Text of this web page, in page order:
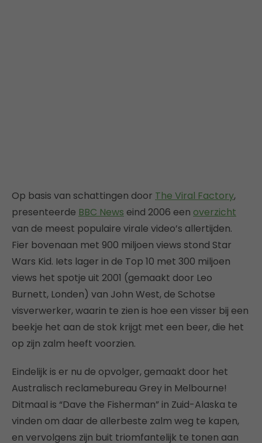
Op basis van schattingen door The Viral Factory,
presenteerde BBC News eind 2006 een overzicht
van de meest populaire virale video’s allertijden.
Fier bovenaan met 900 miljoen views stond Star
Wars Kid. Iets lager in de Top 10 met 300 miljoen
views het spotje uit 2001 (gemaakt door Leo
Burnett, Londen) van John West, de Schotse
visverwerker, waarin te zien is hoe een visser bij een
beekje het aan de stok krijgt met een beer, die het
op zijn zalm heeft voorzien.
Eindelijk is er nu de opvolger, gemaakt door het
Australisch reclamebureau Grey in Melbourne!
Ditmaal is “Dave the Fisherman” in Zuid-Alaska te
vinden om daar de allerbeste zalm weg te kapen,
en vervolgens zijn buit triomfantelijk te tonen aan